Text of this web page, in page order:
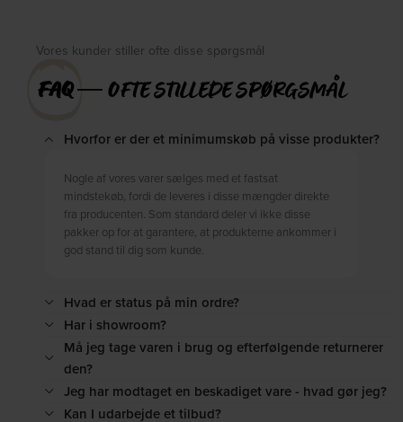
Vores kunder stiller ofte disse spørgsmål
FAQ― OFTE STILLEDE SPØRGSMÅL
Hvorfor er der et minimumskøb på visse produkter?
Nogle af vores varer sælges med et fastsat
mindstekøb, fordi de leveres i disse mængder direkte
fra producenten. Som standard deler vi ikke disse
pakker op for at garantere, at produkterne ankommer i
god stand til dig som kunde.
Hvad er status på min ordre?
Har i showroom?
Må jeg tage varen i brug og efterfølgende returnerer
den?
Jeg har modtaget en beskadiget vare - hvad gør jeg?
Kan I udarbejde et tilbud?